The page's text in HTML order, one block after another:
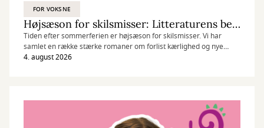
FOR VOKSNE
Højsæson for skilsmisser: Litteraturens bedste brud
Tiden efter sommerferien er højsæson for skilsmisser. Vi har
samlet en række stærke romaner om forlist kærlighed og nye
begyndelser.
4. august 2026